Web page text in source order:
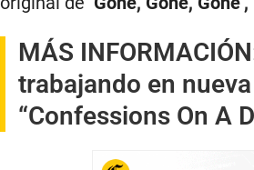
MÁS
trabajando en
“Confessions On A